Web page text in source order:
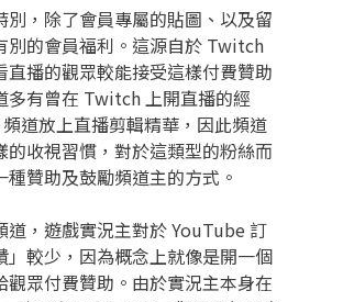
別，除了會員專屬的貼圖、以及留
別的會員福利。這源自於 Twitch
直播的觀眾較能接受這樣付費贊助
多有曾在 Twitch 上開直播的經
道放上直播剪輯精華，因此頻道
的收視習慣，對於這類型的粉絲而
贊助及鼓勵頻道主的方式。
道，遊戲實況主對於 YouTube 訂
」較少，因為概念上就像是開一個
觀眾付費贊助。由於實況主本身在